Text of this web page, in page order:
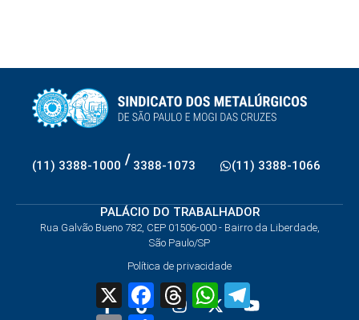
(11) 3388-1000 / 3388-1073 (11) 3388-1066
PALÁCIO DO TRABALHADOR
Rua Galvão Bueno 782, CEP 01506-000 - Bairro da Liberdade,
São Paulo/SP
Política de privacidade
X FacebookThreadsWhatsApp